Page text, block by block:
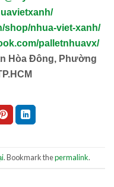
shop/nhua-viet-xanh/
palletnhuavx/
Hòa Đông, Phường
. Bookmark thepermalink.